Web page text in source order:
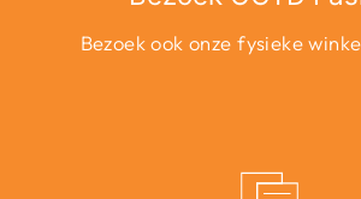
Bezoek ook onze fysieke